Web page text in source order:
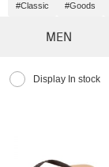
#Classic #Goods
MEN
Display In stock